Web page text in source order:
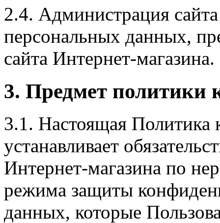
2.4. Администрация
персональных данных,
сайта Интернет-магазина.
3. Предмет политики
3.1. Настоящая Политика
устанавливает
Интернет-магазина по
режима защиты
данных, которые